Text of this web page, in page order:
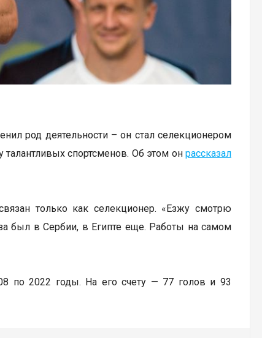
род деятельности – он стал селекционером
талантливых спортсменов. Об этом он рассказал
только как селекционер. «Езжу смотрю
был в Сербии, в Египте еще. Работы на самом
по 2022 годы. На его счету — 77 голов и 93